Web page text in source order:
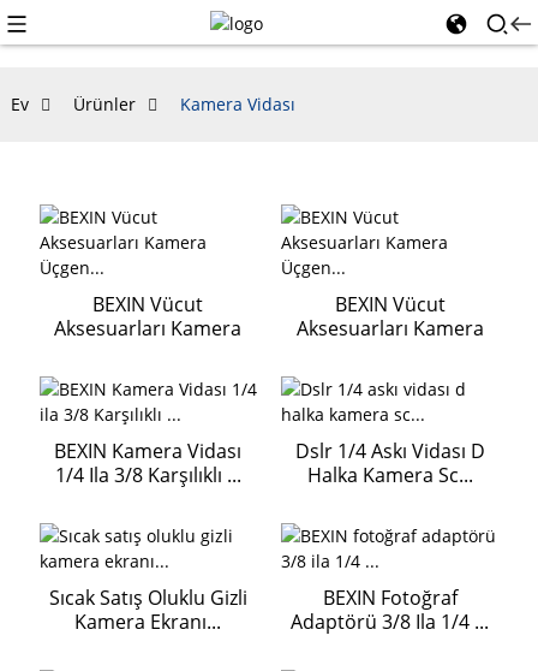
Ev Ürünler Kamera Vidası
BEXIN Vücut
Aksesuarları Kamera
BEXIN Vücut
Aksesuarları Kamera
BEXIN Kamera Vidası
1/4 Ila 3/8 Karşılıklı ...
Dslr 1/4 Askı Vidası D
Halka Kamera Sc...
Sıcak Satış Oluklu Gizli
Kamera Ekranı...
BEXIN Fotoğraf
Adaptörü 3/8 Ila 1/4 ...